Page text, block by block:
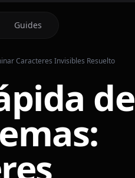
Guides
Caracteres Invisibles Resuelto
de